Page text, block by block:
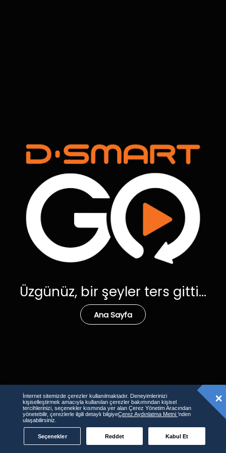
Üzgünüz, bir şeyler ters gitti...
Ana Sayfa
İnternet sitemizde çerezler kullanılmaktadır. Deneyimlerinizi
kişiselleştirmek amacıyla kullanılan çerezler bakımından kişisel
tercihlerinizi, seçenekler kısmında yer alan Çerez Yönetim Aracından
yönetebilir, çerezlerle ilgili detaylı bilgiyeÇerez Aydınlatma Metni’nden
ulaşabilirsiniz.
Seçenekler Reddet Kabul Et